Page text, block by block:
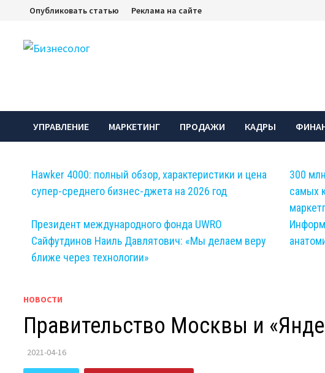
Перейти
содержимому
Опубликовать статью Реклама на сайте
УПРАВЛЕНИЕ МАРКЕТИНГ ПРОДАЖИ КАДРЫ
Hawker 4000: полный обзор, характеристики и цена
супер-среднего бизнес-джета на 2026 год
300
самых
Президент международного фонда UWRO
Сайфутдинов Наиль Давлятович: «Мы делаем веру
ближе через технологии»
НОВОСТИ
Правительство Москвы и
2021-04-16